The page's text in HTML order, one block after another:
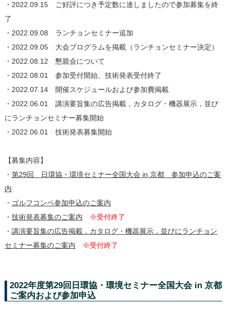
・2022.09.15 ご好評につき予定数に達しましたので参加募集を終
了
・2022.09.08 ランチョンセミナー追加
・2022.09.05 大会プログラムを掲載（ランチョンセミナー決定）
・2022.08.12 懇親会について
・2022.08.01 参加受付開始、技術発表受付終了
・2022.07.14 開催スケジュールおよび参加費掲載
・2022.06.01 講演要旨集の広告掲載，カタログ・機器展示，並び
にランチョンセミナー募集開始
・2022.06.01 技術発表募集開始
【募集内容】
・ 第29回 日環協・環境セミナー全国大会 in 京都 参加申込のご案
内
・ ゴルフコンペ参加申込のご案内
・ 技術発表募集のご案内
※受付終了
・ 講演要旨集の広告掲載，カタログ・機器展示，並びにランチョン
セミナー募集のご案内
※受付終了
2022年度第29回日環協・環境セミナー全国大会 in 京都
ご案内および参加申込